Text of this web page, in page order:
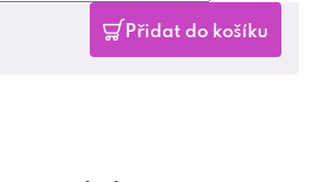
Přidat do košíku